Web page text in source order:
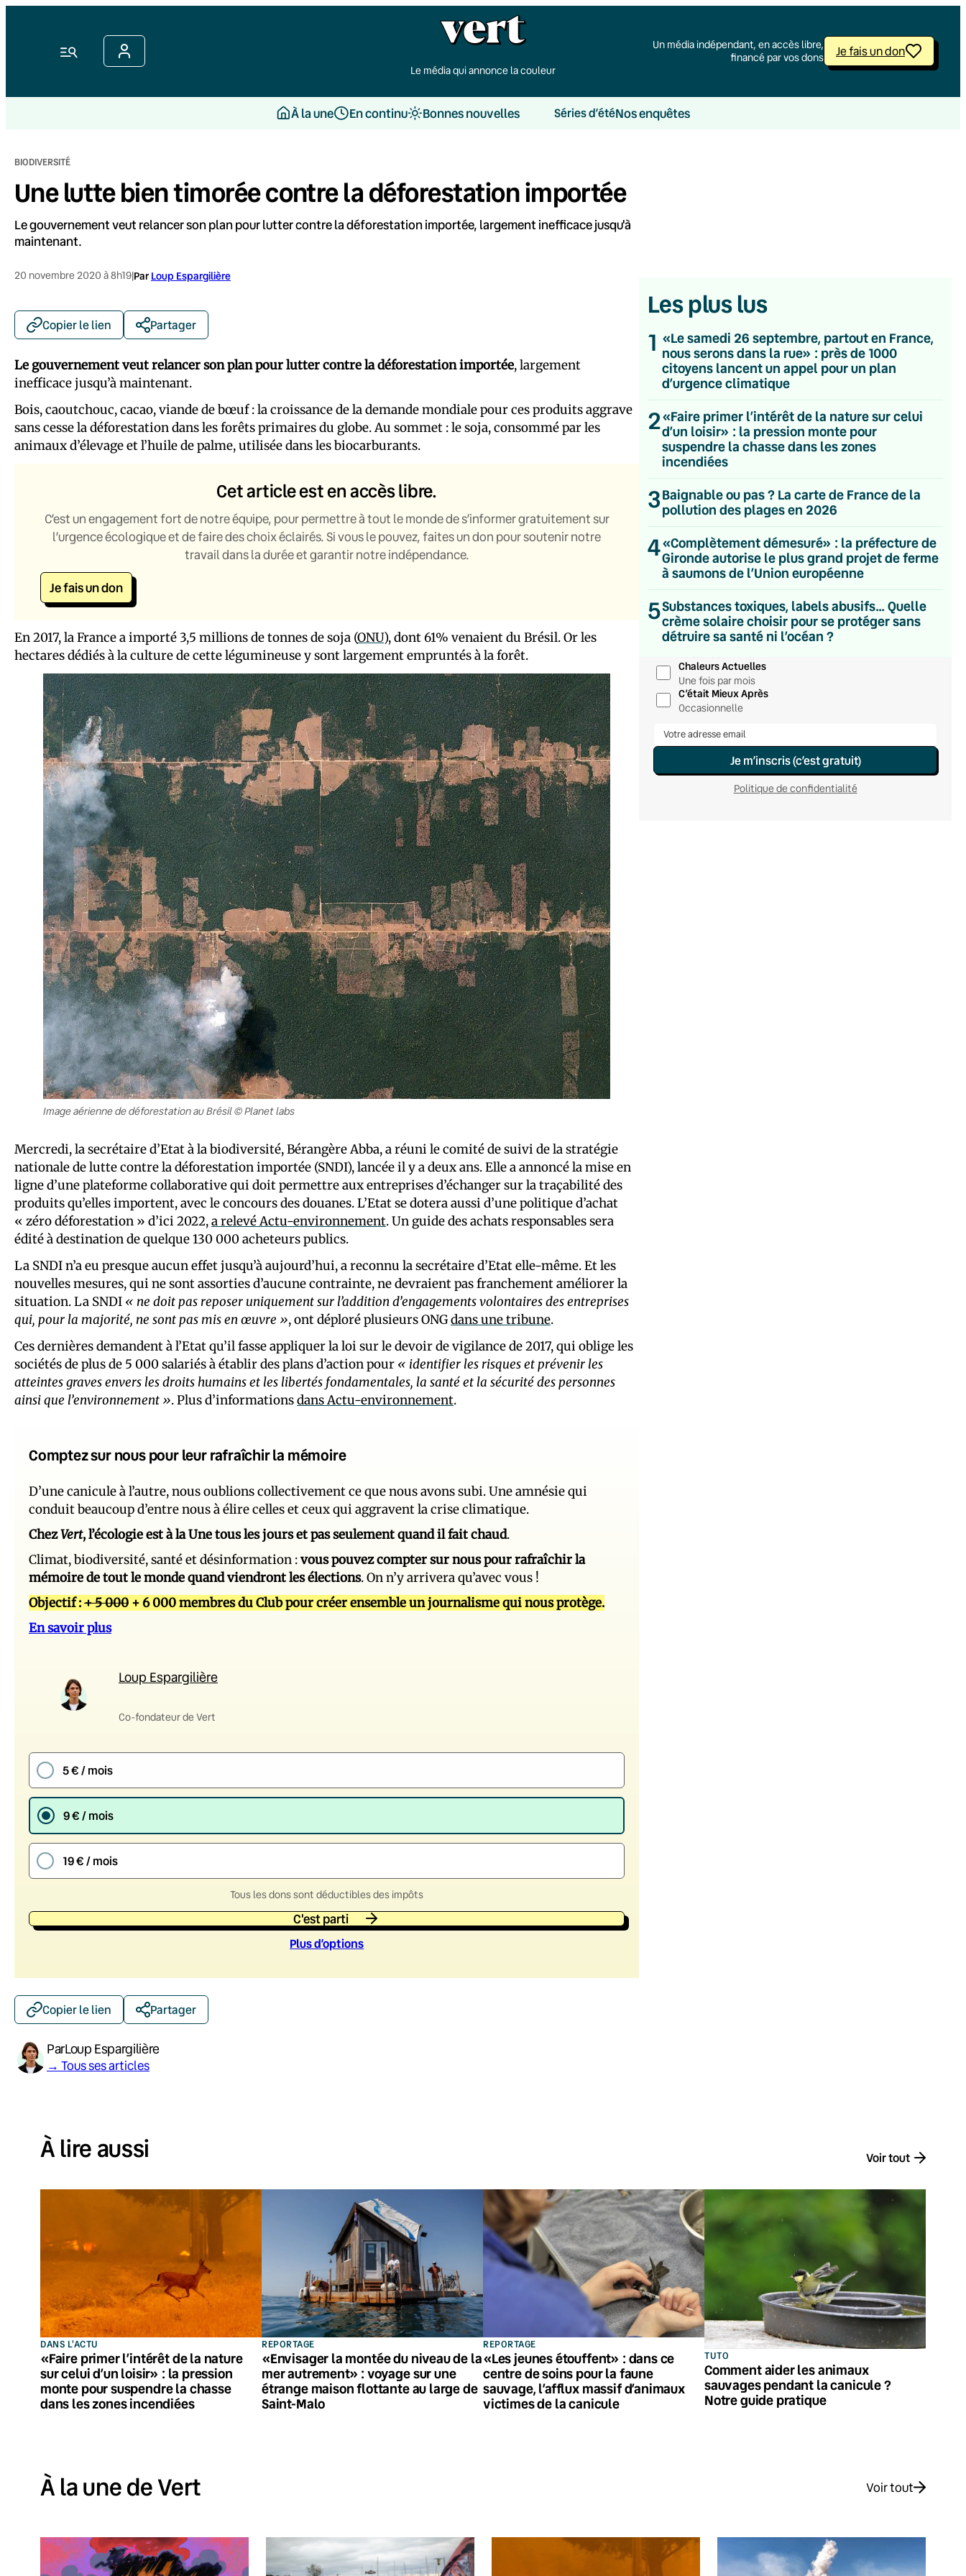
Menu
Le média qui annonce la couleur
Un média indépendant, en accès libre,
financé par vos dons
Je fais un don
À la une En continu Bonnes nouvelles Séries d’étéNos enquêtes
BIODIVERSITÉ
Une lutte bien timorée contre la déforestation importée
Le gouvernement veut relancer son plan pour lutter contre la déforestation importée, largement inefficace jusqu'à
maintenant.
20 novembre 2020 à 8h19|Par Loup Espargilière
Copier le lien Partager
Le gouvernement veut relancer son plan pour lutter contre la déforestation importée, largement
inefficace jusqu’à maintenant.
Bois, caoutchouc, cacao, viande de bœuf : la croissance de la demande mondiale pour ces produits aggrave
sans cesse la déforestation dans les forêts primaires du globe. Au sommet : le soja, consommé par les
animaux d’élevage et l’huile de palme, utilisée dans les biocarburants.
Cet article est en accès libre.
C’est un engagement fort de notre équipe, pour permettre à tout le monde de s’informer gratuitement sur
l’urgence écologique et de faire des choix éclairés. Si vous le pouvez, faites un don pour soutenir notre
travail dans la durée et garantir notre indépendance.
Je fais un don
En 2017, la France a importé 3,5 millions de tonnes de soja (ONU), dont 61% venaient du Brésil. Or les
hectares dédiés à la culture de cette légumineuse y sont largement empruntés à la forêt.
Image aérienne de déforestation au Brésil © Planet labs
Mercredi, la secrétaire d’Etat à la biodiversité, Bérangère Abba, a réuni le comité de suivi de la stratégie
nationale de lutte contre la déforestation importée (SNDI), lancée il y a deux ans. Elle a annoncé la mise en
ligne d’une plateforme collaborative qui doit permettre aux entreprises d’échanger sur la traçabilité des
produits qu’elles importent, avec le concours des douanes. L’Etat se dotera aussi d’une politique d’achat
« zéro déforestation » d’ici 2022,a relevé Actu-environnement. Un guide des achats responsables sera
édité à destination de quelque 130 000 acheteurs publics.
La SNDI n’a eu presque aucun effet jusqu’à aujourd’hui, a reconnu la secrétaire d’Etat elle-même. Et les
nouvelles mesures, qui ne sont assorties d’aucune contrainte, ne devraient pas franchement améliorer la
situation. La SNDI « ne doit pas reposer uniquement sur l’addition d’engagements volontaires des entreprises
qui, pour la majorité, ne sont pas mis en œuvre », ont déploré plusieurs ONGdans une tribune.
Ces dernières demandent à l’Etat qu’il fasse appliquer la loi sur le devoir de vigilance de 2017, qui oblige les
sociétés de plus de 5 000 salariés à établir des plans d’action pour « identifier les risques et prévenir les
atteintes graves envers les droits humains et les libertés fondamentales, la santé et la sécurité des personnes
ainsi que l’environnement ». Plus d’informationsdans Actu-environnement.
Comptez sur nous pour leur rafraîchir la mémoire
D’une canicule à l’autre, nous oublions collectivement ce que nous avons subi. Une amnésie qui
conduit beaucoup d’entre nous à élire celles et ceux qui aggravent la crise climatique.
ChezVert, l’écologie est à la Une tous les jours et pas seulement quand il fait chaud.
Climat, biodiversité, santé et désinformation :vous pouvez compter sur nous pour rafraîchir la
mémoire de tout le monde quand viendront les élections. On n’y arrivera qu’avec vous !
Objectif :+ 5 000 + 6 000 membres du Club pour créer ensemble un journalisme qui nous protège.
En savoir plus
Loup Espargilière
Co-fondateur de Vert
5 € / mois
9 € / mois
19 € / mois
Tous les dons sont déductibles des impôts
C'est parti
Plus d’options
Copier le lien Partager
ParLoup Espargilière
→ Tous ses articles
Les plus lus
1 «Le samedi 26 septembre, partout en France,
nous serons dans la rue» : près de 1000
citoyens lancent un appel pour un plan
d’urgence climatique
2«Faire primer l’intérêt de la nature sur celui
d’un loisir» : la pression monte pour
suspendre la chasse dans les zones
incendiées
3Baignable ou pas ? La carte de France de la
pollution des plages en 2026
4«Complètement démesuré» : la préfecture de
Gironde autorise le plus grand projet de ferme
à saumons de l’Union européenne
5Substances toxiques, labels abusifs… Quelle
crème solaire choisir pour se protéger sans
détruire sa santé ni l’océan ?
💌 Inscrivez-vous à nos newsletters
Quotidienne
Du lundi au vendredi
Hebdomadaire
Chaleurs Actuelles
Une fois par mois
C’était Mieux Après
Occasionnelle
Je m’inscris (c’est gratuit)
Politique de confidentialité
À lire aussi Voir tout
DANS L'ACTU
«Faire primer l’intérêt de la nature
sur celui d’un loisir» : la pression
monte pour suspendre la chasse
dans les zones incendiées
REPORTAGE
«Envisager la montée du niveau de la
mer autrement» : voyage sur une
étrange maison flottante au large de
Saint-Malo
REPORTAGE
«Les jeunes étouffent» : dans ce
centre de soins pour la faune
sauvage, l’afflux massif d’animaux
victimes de la canicule
TUTO
Comment aider les animaux
sauvages pendant la canicule ?
Notre guide pratique
À la une de Vert Voir tout